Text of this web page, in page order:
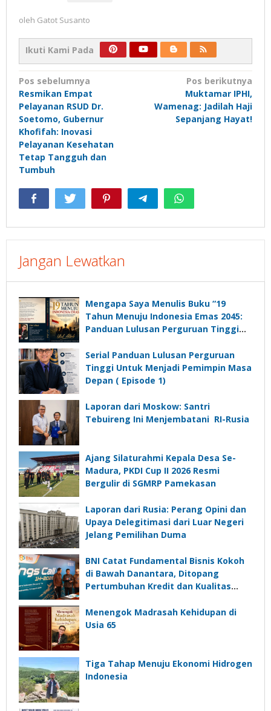
oleh Gatot Susanto
Ikuti Kami Pada
Navigasi
pos
Pos sebelumnya
Resmikan Empat
Pelayanan RSUD Dr.
Soetomo, Gubernur
Khofifah: Inovasi
Pelayanan Kesehatan
Tetap Tangguh dan
Tumbuh
Pos berikutnya
Muktamar IPHI,
Wamenag: Jadilah Haji
Sepanjang Hayat!
Jangan Lewatkan
Mengapa Saya Menulis Buku “19
Tahun Menuju Indonesia Emas 2045:
Panduan Lulusan Perguruan Tinggi
Depan”?
Serial Panduan Lulusan Perguruan
Tinggi Untuk Menjadi Pemimpin Masa
Depan ( Episode 1)
Laporan dari Moskow: Santri
Tebuireng Ini Menjembatani RI-Rusia
Ajang Silaturahmi Kepala Desa Se-
Madura, PKDI Cup II 2026 Resmi
Bergulir di SGMRP Pamekasan
Laporan dari Rusia: Perang Opini dan
Upaya Delegitimasi dari Luar Negeri
Jelang Pemilihan Duma
BNI Catat Fundamental Bisnis Kokoh
di Bawah Danantara, Ditopang
Pertumbuhan Kredit dan Kualitas
Menengok Madrasah Kehidupan di
Usia 65
Tiga Tahap Menuju Ekonomi Hidrogen
Indonesia